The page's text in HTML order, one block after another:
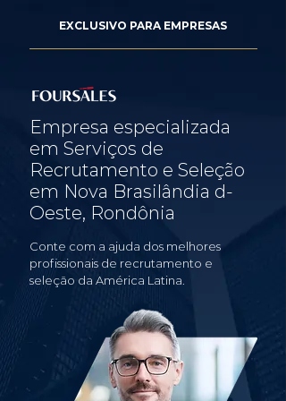
EXCLUSIVO PARA EMPRESAS
Empresa especializada
em Serviços de
Recrutamento e Seleção
em Nova Brasilândia d-
Oeste, Rondônia
Conte com a ajuda dos melhores
profissionais de recrutamento e
seleção da América Latina.